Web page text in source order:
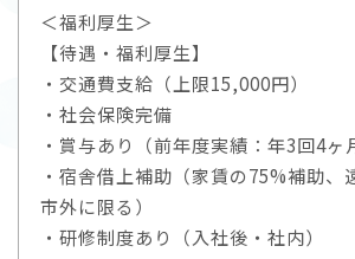
＜福利厚生＞
【待遇・福利厚生】
・交通費支給（上限15,000円）
・社会保険完備
・賞与あり（前年度実績：年3回4ヶ
・宿舎借上補助（家賃の75%補助、
市外に限る）
・研修制度あり（入社後・社内）